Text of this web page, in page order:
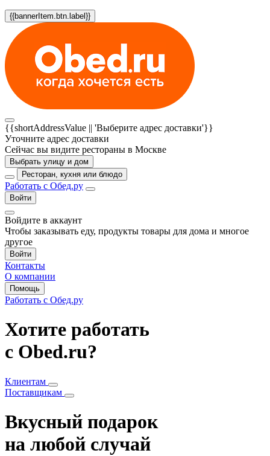
{{bannerItem.btn.label}}
{{shortAddressValue || 'Выберите адрес доставки'}}
Уточните адрес доставки
Сейчас вы видите рестораны в Москве
Выбрать улицу и дом
Ресторан, кухня или блюдо
Работать с Обед.ру
Войти
Войдите в аккаунт
Чтобы заказывать еду, продукты товары для дома и многое
другое
Войти
Контакты
О компании
Помощь
Работать с Обед.ру
Хотите работать
с Obed.ru?
Клиентам
Поставщикам
Вкусный подарок
на любой случай